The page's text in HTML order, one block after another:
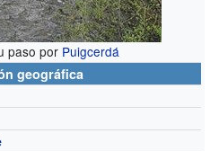
paso por Puigcerdá
geográfica